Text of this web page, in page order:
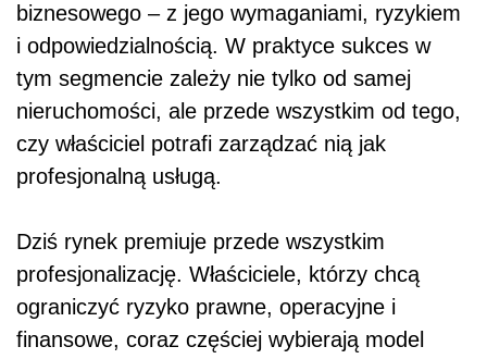
biznesowego – z jego wymaganiami, ryzykiem
i odpowiedzialnością. W praktyce sukces w
tym segmencie zależy nie tylko od samej
nieruchomości, ale przede wszystkim od tego,
czy właściciel potrafi zarządzać nią jak
profesjonalną usługą.
Dziś rynek premiuje przede wszystkim
profesjonalizację. Właściciele, którzy chcą
ograniczyć ryzyko prawne, operacyjne i
finansowe, coraz częściej wybierają model